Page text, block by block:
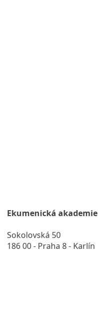
Ekumenická akademie
Sokolovská 50
186 00 - Praha 8 - Karlín